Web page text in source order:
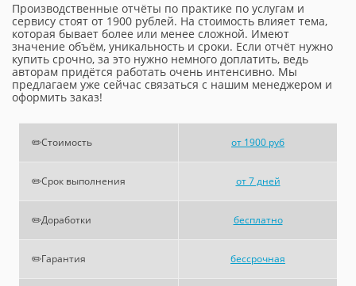
Производственные отчёты по практике по услугам и
сервису стоят от 1900 рублей. На стоимость влияет тема,
которая бывает более или менее сложной. Имеют
значение объём, уникальность и сроки. Если отчёт нужно
купить срочно, за это нужно немного доплатить, ведь
авторам придётся работать очень интенсивно. Мы
предлагаем уже сейчас связаться с нашим менеджером и
оформить заказ!
✏️Стоимость от 1900 руб
✏️Срок выполнения от 7 дней
✏️Доработки бесплатно
✏️Гарантия бессрочная